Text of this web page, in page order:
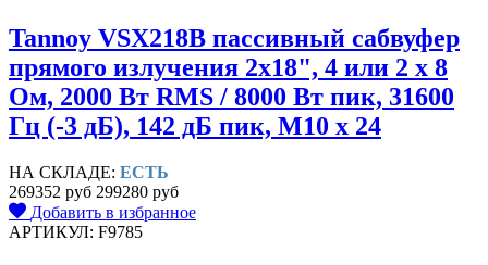
Tannoy VSX218B пассивный сабвуфер
прямого излучения 2x18", 4 или 2 x 8
Ом, 2000 Вт RMS / 8000 Вт пик, 31600
Гц (-3 дБ), 142 дБ пик, M10 x 24
НА СКЛАДЕ: ЕСТЬ
269352 руб 299280 руб
Добавить в избранное
АРТИКУЛ: F9785